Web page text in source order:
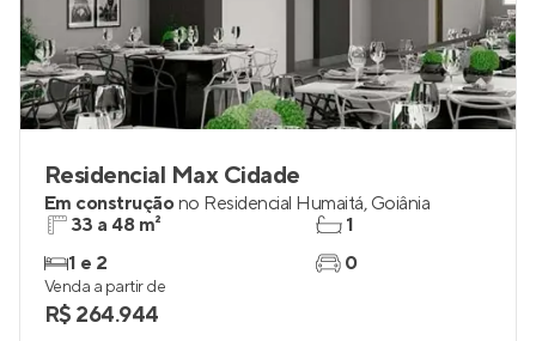
Residencial Max Cidade
Em construçãono Residencial Humaitá, Goiânia
33 a 48 m²
1 e 2
1
0
Venda a partir de
R$ 264.944